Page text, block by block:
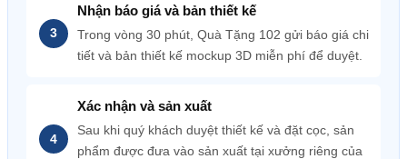
Nhận báo giá và bản thiết kế
Trong vòng 30 phút, Quà Tặng 102 gửi báo giá chi
tiết và bản thiết kế mockup 3D miễn phí để duyệt.
Xác nhận và sản xuất
Sau khi quý khách duyệt thiết kế và đặt cọc, sản
phẩm được đưa vào sản xuất tại xưởng riêng của